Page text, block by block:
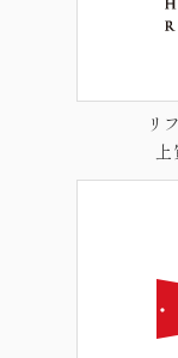
リ